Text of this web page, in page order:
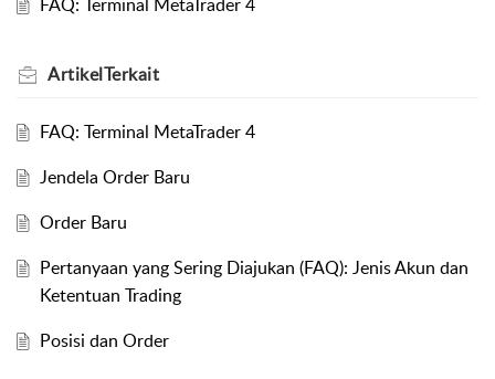
ArtikelTerkait
FAQ: Terminal MetaTrader 4
Jendela Order Baru
Order Baru
Pertanyaan yang Sering Diajukan (FAQ): Jenis Akun dan
Ketentuan Trading
Posisi dan Order